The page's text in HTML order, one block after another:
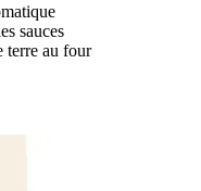
sauces
terre au four